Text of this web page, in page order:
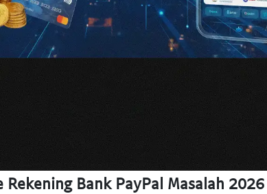
Bank PayPal Masalah 2026